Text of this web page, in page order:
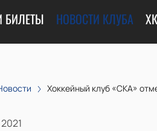
БИЛЕТЫ НОВОСТИ КЛУБА
Хоккейный клуб «СКА»